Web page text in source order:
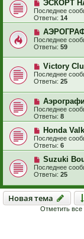
ЭСКОРТ
Последнее
Ответы: 14
Последнее
Ответы: 59
Victory
Последнее
Ответы: 25
Последнее
Ответы: 8
Honda
Последнее
Ответы: 6
Suzuki
Последнее
Ответы: 25
Новая тема
Новаятема
Отметить все